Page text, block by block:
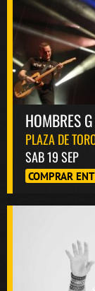
HOMBRES G
PLAZA DE
SAB 19 SEP
COMPRAR